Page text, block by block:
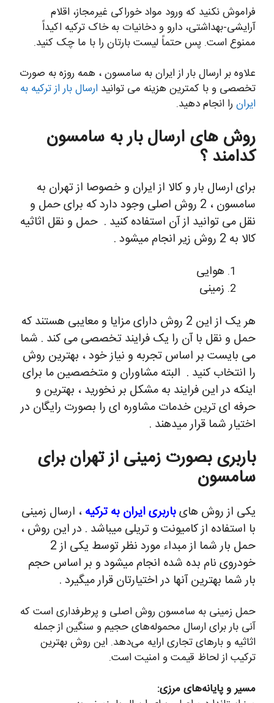
فراموش نکنید که ورود مواد خوراکی غیرمجاز، اقلام
آرایشی-بهداشتی، دارو و دخانیات به خاک ترکیه اکیداً
ممنوع است. پس حتماً لیست بارتان را با ما چک کنید.
علاوه بر ارسال بار از ایران به سامسون ، همه روزه به صورت
تخصصی و با کمترین هزینه می توانید ارسال بار از ترکیه به
ایران را انجام دهید.
روش های ارسال بار به سامسون
کدامند ؟
برای ارسال بار و کالا از ایران و خصوصا از تهران به
سامسون ، 2 روش اصلی وجود دارد که برای حمل و
نقل می توانید از آن استفاده کنید . حمل و نقل اثاثیه
کالا به 2 روش زیر انجام میشود .
هوایی
زمینی
هر یک از این 2 روش دارای مزایا و معایبی هستند که
حمل و نقل با آن را یک فرایند تخصصی می کند . شما
می بایست بر اساس تجربه و نیاز خود ، بهترین روش
را انتخاب کنید . البته مشاوران و متخصصین ما برای
اینکه در این فرایند به مشکل بر نخورید ، بهترین و
حرفه ای ترین خدمات مشاوره ای را بصورت رایگان در
اختیار شما قرار میدهند .
باربری بصورت زمینی از تهران برای
سامسون
یکی از روش هایباربری ایران به ترکیه ، ارسال زمینی
با استفاده از کامیونت و تریلی میباشد . در این روش ،
حمل بار شما از مبداء مورد نظر توسط یکی از 2
خودروی نام بده شده انجام میشود و بر اساس حجم
بار شما بهترین آنها در اختیارتان قرار میگیرد .
حمل زمینی به سامسون روش اصلی و پرطرفداری است که
آنی بار برای ارسال محموله‌های حجیم و سنگین از جمله
اثاثیه و بارهای تجاری ارایه می‌دهد. این روش بهترین
ترکیب از لحاظ قیمت و امنیت است.
مسیر و پایانه‌های مرزی: